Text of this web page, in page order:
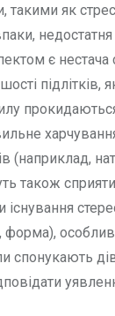
такими як
недостатня
є
підлітків,
(наприклад,
також
форма),
спонукають